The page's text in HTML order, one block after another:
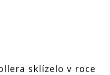
sklízelo v roce